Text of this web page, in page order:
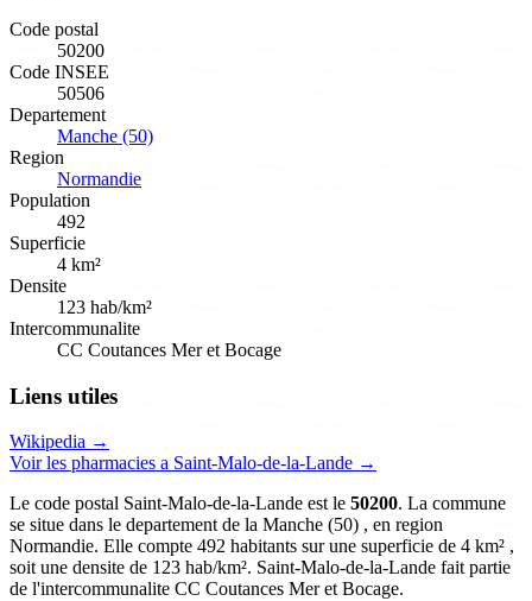
Code postal
50200
Code INSEE
50506
Departement
Manche (50)
Region
Normandie
Population
492
Superficie
4 km²
Densite
123 hab/km²
Intercommunalite
CC Coutances Mer et Bocage
Liens utiles
Wikipedia →
Voir les pharmacies a Saint-Malo-de-la-Lande →
Le code postal Saint-Malo-de-la-Lande est le 50200. La commune
se situe dans le departement de la Manche (50) , en region
Normandie. Elle compte 492 habitants sur une superficie de 4 km² ,
soit une densite de 123 hab/km². Saint-Malo-de-la-Lande fait partie
de l'intercommunalite CC Coutances Mer et Bocage.